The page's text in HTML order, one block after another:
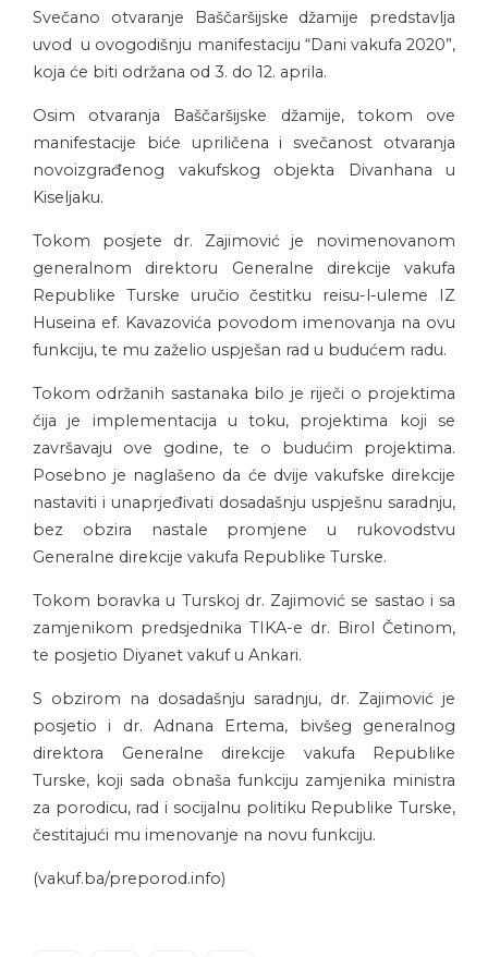
Svečano otvaranje Baščaršijske džamije predstavlja
uvod u ovogodišnju manifestaciju “Dani vakufa 2020”,
koja će biti održana od 3. do 12. aprila.
Osim otvaranja Baščaršijske džamije, tokom ove
manifestacije biće upriličena i svečanost otvaranja
novoizgrađenog vakufskog objekta Divanhana u
Kiseljaku.
Tokom posjete dr. Zajimović je novimenovanom
generalnom direktoru Generalne direkcije vakufa
Republike Turske uručio čestitku reisu-l-uleme IZ
Huseina ef. Kavazovića povodom imenovanja na ovu
funkciju, te mu zaželio uspješan rad u budućem radu.
Tokom održanih sastanaka bilo je riječi o projektima
čija je implementacija u toku, projektima koji se
završavaju ove godine, te o budućim projektima.
Posebno je naglašeno da će dvije vakufske direkcije
nastaviti i unaprjeđivati dosadašnju uspješnu saradnju,
bez obzira nastale promjene u rukovodstvu
Generalne direkcije vakufa Republike Turske.
Tokom boravka u Turskoj dr. Zajimović se sastao i sa
zamjenikom predsjednika TIKA-e dr. Birol Četinom,
te posjetio Diyanet vakuf u Ankari.
S obzirom na dosadašnju saradnju, dr. Zajimović je
posjetio i dr. Adnana Ertema, bivšeg generalnog
direktora Generalne direkcije vakufa Republike
Turske, koji sada obnaša funkciju zamjenika ministra
za porodicu, rad i socijalnu politiku Republike Turske,
čestitajući mu imenovanje na novu funkciju.
(vakuf.ba/preporod.info)